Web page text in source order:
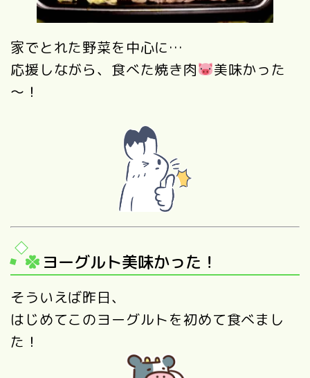
家でとれた野菜を中心に…
応援しながら、食べた焼き肉
美味かった
～！
ヨーグルト美味かった！
そういえば昨日、
はじめてこのヨーグルトを初めて食べまし
た！